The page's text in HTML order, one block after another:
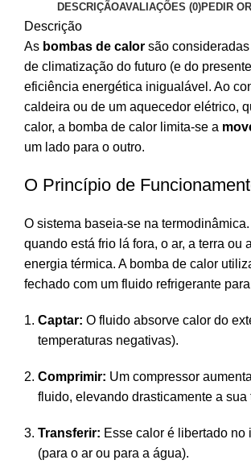
DESCRIÇÃOAVALIAÇÕES (0)PEDIR
Descrição
As bombas de calor são
de climatização do futuro (e do
eficiência energética inigualável. Ao
caldeira ou de um aquecedor elétrico,
calor, a bomba de calor limita-se a
um lado para o outro.
O Princípio de
O sistema baseia-se na
quando está frio lá fora, o ar, a terra ou
energia térmica. A bomba de calor
fechado com um fluido refrigerante
Captar: O fluido absorve calor do
temperaturas negativas).
Comprimir: Um compressor
fluido, elevando drasticamente a sua
Transferir: Esse calor é libertado no
(para o ar ou para a água).